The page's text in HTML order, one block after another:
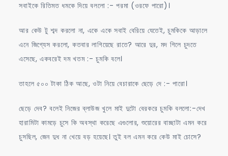
সবাইকে রিতিমত ধমকে দিয়ে বললো :- পরমা (ওরফে পারো)।
আর কেউ টু শব্দ করলো না, একে একে সবাই বেরিয়ে যেতেই, চুমকিকে আড়ালে
এনে জিগ্যেস করলো, কতবার লাগিয়েছে রাতে? আরে দুর, মদ গিলে চুদতে
এসেছে, একবরেই দম খতম :- চুমকি বলে।
তাহলে ৫০০ টাকা ঠিক আছে, ওটা নিয়ে বেচারাকে ছেড়ে দে :- পারো।
ছেড়ে দেব? বলেই নিজের ব্লাউজ খুলে মাই দুটো বেরকরে চুমকি বললো:-দেখ
হারামিটা কামড়ে চুসে কি অবস্থা করেছে এগুলোর, শুয়োরের বাচ্ছাটা এমন করে
চুসছিল, জেন দুধ না খেয়ে বড় হয়েছে। তুই বল এমন করে কেউ মাই চোসে?